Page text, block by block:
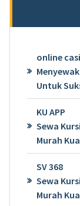
online
Untuk
KU APP
Sewa
Murah
SV 368
Sewa
Murah